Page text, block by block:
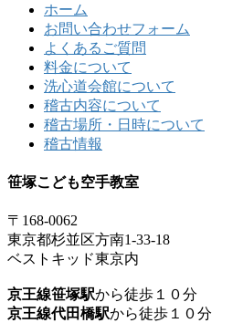
ホーム
お問い合わせフォーム
よくあるご質問
料金について
洗心道会館について
稽古内容について
稽古場所・日時について
稽古情報
笹塚こども空手教室
〒168-0062
東京都杉並区方南1-33-18
ベストキッド東京内
京王線笹塚駅から徒歩１０分
京王線代田橋駅から徒歩１０分